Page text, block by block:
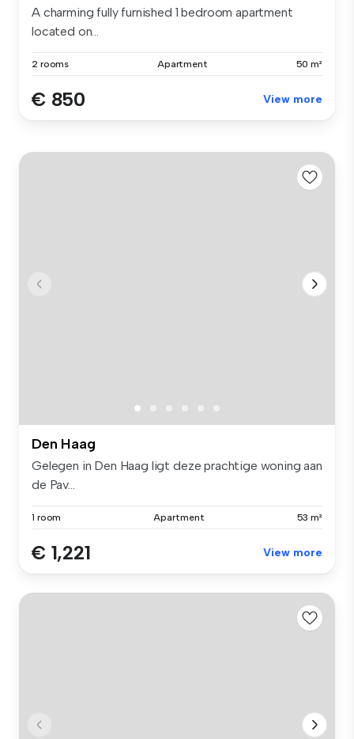
A charming fully furnished 1 bedroom apartment
located on...
2 rooms Apartment 50 m²
€ 850 View more
Den Haag
Gelegen in Den Haag ligt deze prachtige woning aan
de Pav...
1 room Apartment 53 m²
€ 1,221 View more